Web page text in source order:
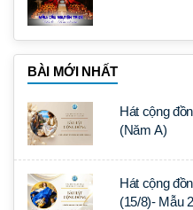
BÀI MỚI NHẤT
Hát cộng
(Năm A)
Hát cộng
(15/8)- Mẫu 2